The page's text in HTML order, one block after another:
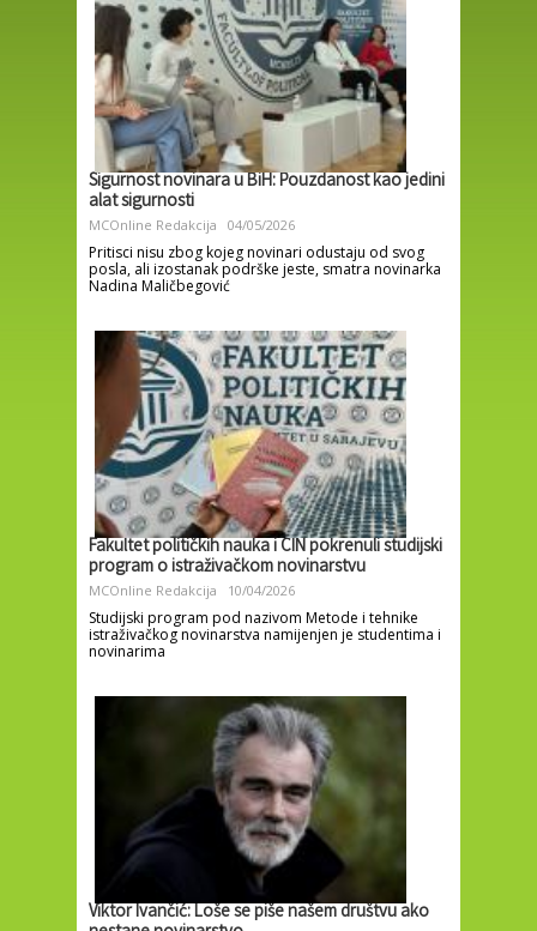
Sigurnost novinara u BiH: Pouzdanost kao jedini
alat sigurnosti
MCOnline Redakcija 04/05/2026
Pritisci nisu zbog kojeg novinari odustaju od svog
posla, ali izostanak podrške jeste, smatra novinarka
Nadina Maličbegović
Fakultet političkih nauka i CIN pokrenuli studijski
program o istraživačkom novinarstvu
MCOnline Redakcija 10/04/2026
Studijski program pod nazivom Metode i tehnike
istraživačkog novinarstva namijenjen je studentima i
novinarima
Viktor Ivančić: Loše se piše našem društvu ako